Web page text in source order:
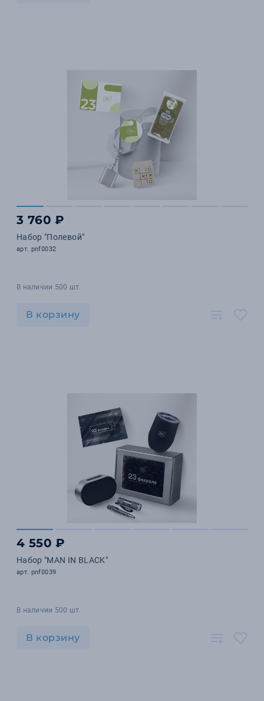
3 760 ₽
Набор "Полевой"
арт. pnf0032
В наличии 500 шт.
В корзину
4 550 ₽
Набор "MAN IN BLACK"
арт. pnf0039
В наличии 500 шт.
В корзину